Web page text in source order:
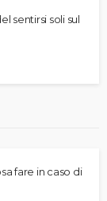
sentirsi soli sul
fare in caso di